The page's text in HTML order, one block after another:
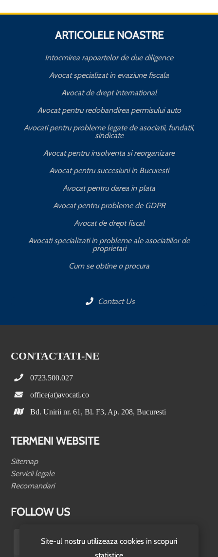
Site-ul nostru utilizeaza cookies in scopuri
statistice
ARTICOLELE NOASTRE
Intocmirea rapoartelor de due diligence
Avocat specializat in evaziune fiscala
Avocat de drept international
Avocat pentru redobandirea permisului auto
Avocati pentru probleme legate de asociatii, fundatii,
sindicate
Avocat pentru insolventa si reorganizare
Avocat pentru succesiuni in Bucuresti
Avocat pentru darea in plata
Avocat pentru probleme de GDPR
Avocat de drept fiscal
Avocati specializati in probleme ale asociatiilor de
proprietari
Cum se obtine o procura
Contact Us
CONTACTATI-NE
0723.500.027
office(at)avocati.co
Bd. Unirii nr. 61, Bl. F3, Ap. 208, Bucuresti
TERMENI WEBSITE
Sitemap
Servicii legale
Recomandari
FOLLOW US